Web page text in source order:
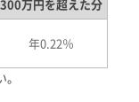
300万円を超えた分
年0.22％